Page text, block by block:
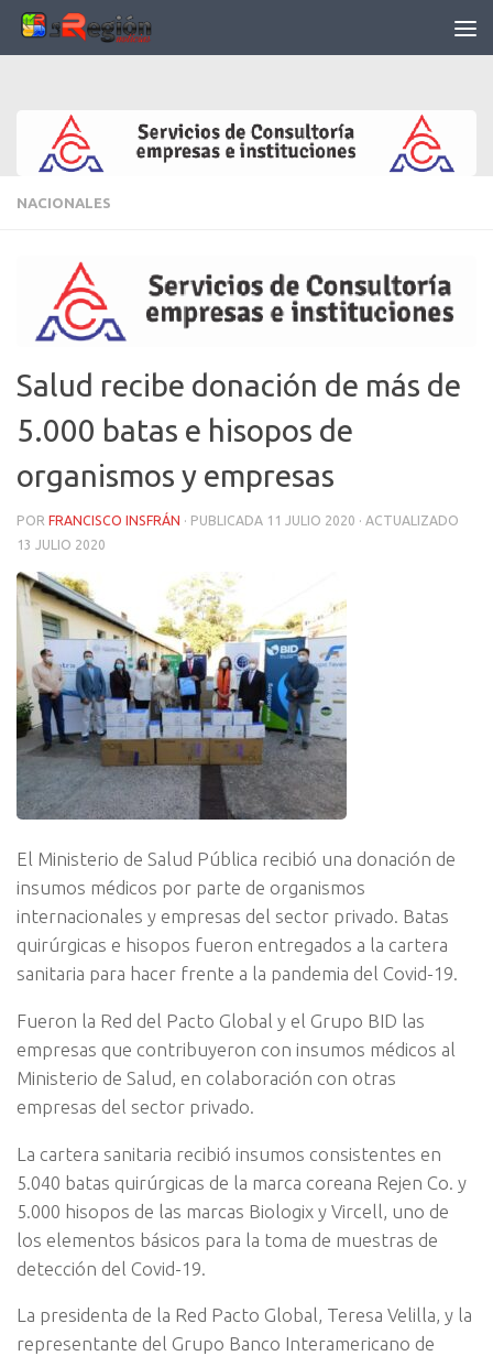
Saltar al contenido
NACIONALES
Salud recibe donación de más de
5.000 batas e hisopos de
organismos y empresas
POR FRANCISCO INSFRÁN · PUBLICADA 11 JULIO 2020 · ACTUALIZADO
13 JULIO 2020
El Ministerio de Salud Pública recibió una donación de
insumos médicos por parte de organismos
internacionales y empresas del sector privado. Batas
quirúrgicas e hisopos fueron entregados a la cartera
sanitaria para hacer frente a la pandemia del Covid-19.
Fueron la Red del Pacto Global y el Grupo BID las
empresas que contribuyeron con insumos médicos al
Ministerio de Salud, en colaboración con otras
empresas del sector privado.
La cartera sanitaria recibió insumos consistentes en
5.040 batas quirúrgicas de la marca coreana Rejen Co. y
5.000 hisopos de las marcas Biologix y Vircell, uno de
los elementos básicos para la toma de muestras de
detección del Covid-19.
La presidenta de la Red Pacto Global, Teresa Velilla, y la
representante del Grupo Banco Interamericano de